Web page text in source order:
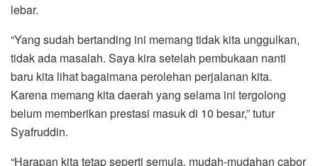
lebar.
“Yang sudah bertanding ini memang tidak kita unggulkan,
tidak ada masalah. Saya kira setelah pembukaan nanti
baru kita lihat bagaimana perolehan perjalanan kita.
Karena memang kita daerah yang selama ini tergolong
belum memberikan prestasi masuk di 10 besar,” tutur
Syafruddin.
“Harapan kita tetap seperti semula, mudah-mudahan cabor